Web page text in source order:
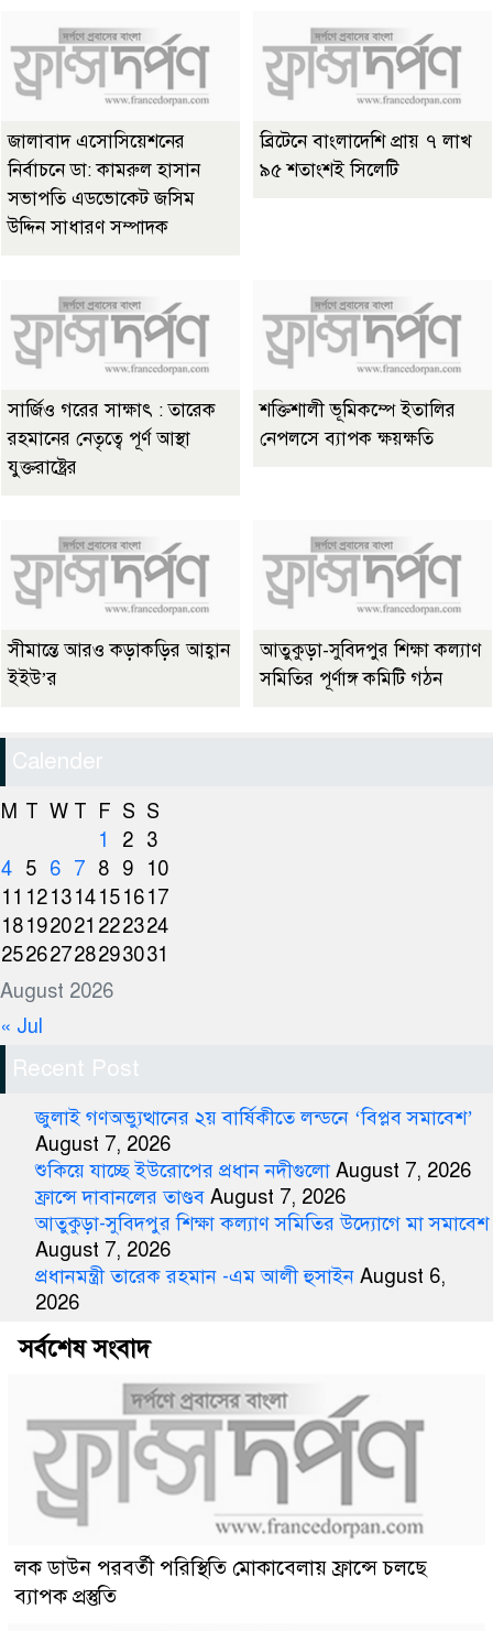
জালাবাদ এসোসিয়েশনের
নির্বাচনে ডা: কামরুল হাসান
সভাপতি এডভোকেট জসিম
উদ্দিন সাধারণ সম্পাদক
ব্রিটেনে বাংলাদেশি প্রায় ৭ লাখ
৯৫ শতাংশই সিলেটি
সার্জিও গরের সাক্ষাৎ : তারেক
রহমানের নেতৃত্বে পূর্ণ আস্থা
যুক্তরাষ্ট্রের
শক্তিশালী ভূমিকম্পে ইতালির
নেপলসে ব্যাপক ক্ষয়ক্ষতি
সীমান্তে আরও কড়াকড়ির আহ্বান
ইইউ’র
আতুকুড়া-সুবিদপুর শিক্ষা কল্যাণ
সমিতির পূর্ণাঙ্গ কমিটি গঠন
Calender
August 2026
M T W T F S S
1
2 3
4 5 6 7 8 9
10
11 121314151617
18192021 222324
25262728293031
« Jul
Recent Post
জুলাই গণঅভ্যুত্থানের ২য় বার্ষিকীতে লন্ডনে ‘বিপ্লব সমাবেশ’
August 7, 2026
শুকিয়ে যাচ্ছে ইউরোপের প্রধান নদীগুলো August 7, 2026
ফ্রান্সে দাবানলের তাণ্ডব August 7, 2026
আতুকুড়া-সুবিদপুর শিক্ষা কল্যাণ সমিতির উদ্যোগে মা সমাবেশ
August 7, 2026
প্রধানমন্ত্রী তারেক রহমান -এম আলী হুসাইন August 6,
2026
সর্বশেষ সংবাদ
লক ডাউন পরবর্তী পরিস্থিতি মোকাবেলায় ফ্রান্সে চলছে
ব্যাপক প্রস্তুতি